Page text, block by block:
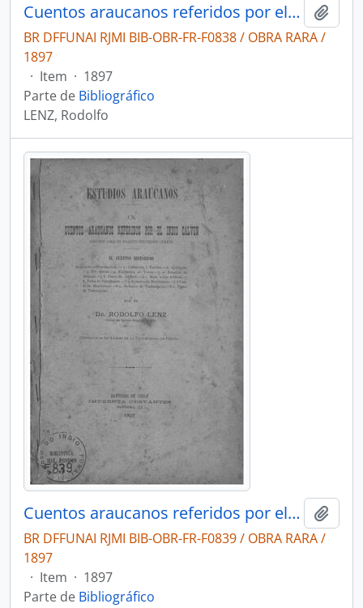
Cuentos araucanos referidos por el indio Calvin (segundo Jara) en dialecto pehuenche chileno. 2. Cuentos míticos
BR DFFUNAI RJMI BIB-OBR-FR-F0838 / OBRA RARA /
1897
· Item · 1897
Parte de Bibliográfico
LENZ, Rodolfo
Cuentos araucanos referidos por el indio Calvin (segundo Jara) en dialecto pehuenche chileno. 4. Cuentos históricos
BR DFFUNAI RJMI BIB-OBR-FR-F0839 / OBRA RARA /
1897
· Item · 1897
Parte de Bibliográfico